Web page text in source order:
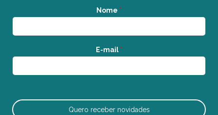
Nome *
E-mail *
Quero receber novidades